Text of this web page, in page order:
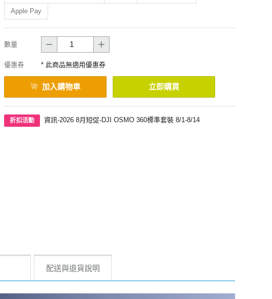
Apple Pay
數量
優惠券 * 此商品無適用優惠券
加入購物車 立即購買
折扣活動 資訊-2026 8月短促-DJI OSMO 360標準套裝 8/1-8/14
配送與退貨說明